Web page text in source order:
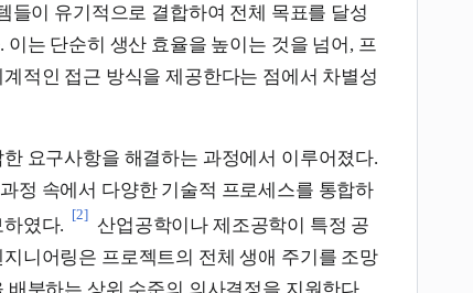
들이 유기적으로 결합하여 전체 목표를 달성
는 단순히 생산 효율을 높이는 것을 넘어, 프
적인 접근 방식을 제공한다는 점에서 차별성
요구사항을 해결하는 과정에서 이루어졌다.
정 속에서 다양한 기술적 프로세스를 통합하
였다.
[2]
산업공학이나 제조공학이 특정 공
니어링은 프로젝트의 전체 생애 주기를 조망